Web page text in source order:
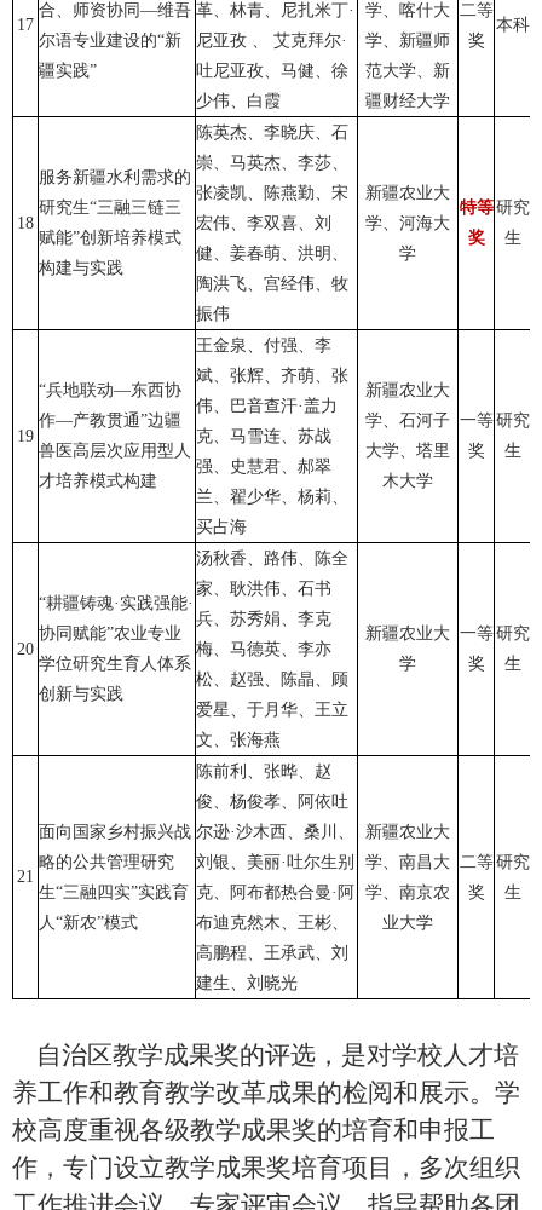
17
合、师资协同—维吾
尔语专业建设的“新
疆实践”
革、林青、尼扎米丁·
尼亚孜 、 艾克拜尔·
吐尼亚孜、马健、徐
少伟、白霞
学、喀什大
学、新疆师
范大学、新
疆财经大学
二等
奖
本科
18
服务新疆水利需求的
研究生“三融三链三
赋能”创新培养模式
构建与实践
陈英杰、李晓庆、石
崇、马英杰、李莎、
张凌凯、陈燕勤、宋
宏伟、李双喜、刘
健、姜春萌、洪明、
陶洪飞、宫经伟、牧
振伟
新疆农业大
学、河海大
学
特等
奖
研究
生
19
“兵地联动—东西协
作—产教贯通”边疆
兽医高层次应用型人
才培养模式构建
王金泉、付强、李
斌、张辉、齐萌、张
伟、巴音查汗·盖力
克、马雪连、苏战
强、史慧君、郝翠
兰、翟少华、杨莉、
买占海
新疆农业大
学、石河子
大学、塔里
木大学
一等
奖
研究
生
20
“耕疆铸魂·实践强能·
协同赋能”农业专业
学位研究生育人体系
创新与实践
汤秋香、路伟、陈全
家、耿洪伟、石书
兵、苏秀娟、李克
梅、马德英、李亦
松、赵强、陈晶、顾
爱星、于月华、王立
文、张海燕
新疆农业大
学
一等
奖
研究
生
21
面向国家乡村振兴战
略的公共管理研究
生“三融四实”实践育
人“新农”模式
陈前利、张晔、赵
俊、杨俊孝、阿依吐
尔逊·沙木西、桑川、
刘银、美丽·吐尔生别
克、阿布都热合曼·阿
布迪克然木、王彬、
高鹏程、王承武、刘
建生、刘晓光
新疆农业大
学、南昌大
学、南京农
业大学
二等
奖
研究
生
自治区教学成果奖的评选，是对学校人才培
养工作和教育教学改革成果的检阅和展示。学
校高度重视各级教学成果奖的培育和申报工
作，专门设立教学成果奖培育项目，多次组织